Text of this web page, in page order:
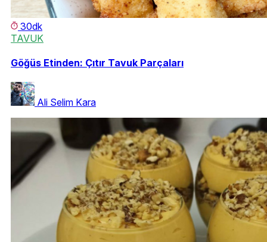
30dk
TAVUK
Göğüs Etinden: Çıtır Tavuk Parçaları
Ali Selim Kara